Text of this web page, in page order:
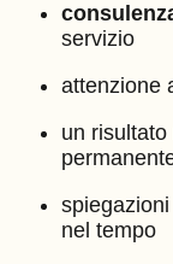
servizio
attenzione
un risultato
nel tempo